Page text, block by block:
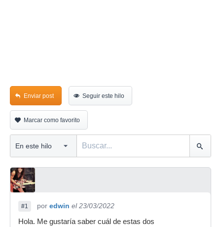
Enviar post Seguir este hilo
Marcar como favorito
#1 por edwin el 23/03/2022
Hola. Me gustaría saber cuál de estas dos